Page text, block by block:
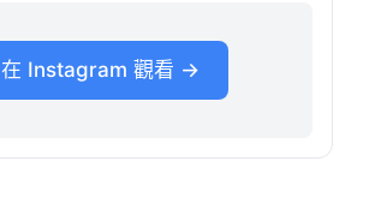
在 Instagram 觀看 →